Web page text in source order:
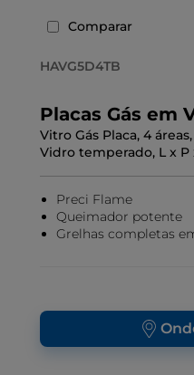
Comparar
HAVG5D4TB
Placas Gás em
Vitro Gás Placa, 4
Vidro temperado, L x P
Preci Flame
Queimador potente
Grelhas completas